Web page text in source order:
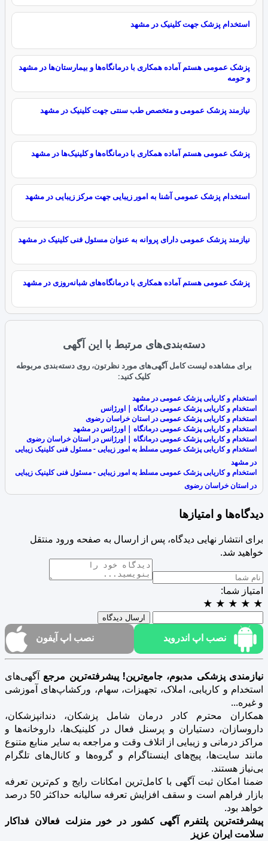
استخدام پزشک جهت کلینیک در مشهد
پزشک عمومی هستم آماده همکاری با درمانگاه‌ها و بیمارستان‌ها در مشهد
و حومه
نیازمند پزشک عمومی و متخصص طب سنتی جهت کلینیک در مشهد
پزشک عمومی هستم آماده همکاری با درمانگاه‌ها و کلینیک‌ها در مشهد
استخدام پزشک عمومی آشنا به امور زیبایی جهت مرکز زیبایی در مشهد
نیازمند پزشک عمومی دارای پروانه به عنوان مسئول فنی کلینیک در مشهد
پزشک عمومی هستم آماده همکاری با درمانگاه‌های شبانه‌روزی در مشهد
دسته‌بندی‌های مرتبط با این آگهی
برای مشاهده لیست کامل آگهی‌های مورد نظرتون، روی دسته‌بندی مربوطه
کلیک کنید:
استخدام و کاریابی پزشک عمومی در مشهد
استخدام و کاریابی پزشک عمومی درمانگاه | اورژانس
استخدام و کاریابی پزشک عمومی در استان خراسان رضوی
استخدام و کاریابی پزشک عمومی درمانگاه | اورژانس در مشهد
استخدام و کاریابی پزشک عمومی درمانگاه | اورژانس در استان خراسان رضوی
استخدام و کاریابی پزشک عمومی مسلط به امور زیبایی - مسئول فنی کلینیک زیبایی
در مشهد
استخدام و کاریابی پزشک عمومی مسلط به امور زیبایی - مسئول فنی کلینیک زیبایی
در استان خراسان رضوی
دیدگاه‌ها و امتیازها
برای انتشار نهایی دیدگاه، پس از ارسال به صفحه ورود منتقل
خواهید شد.
امتیاز شما:
★
★
★
★
★
ارسال دیدگاه
نصب اپ اندروید نصب اپ آیفون
نیازمندی پزشکی مدبوم، جامع‌ترین! پیشرفته‌ترین مرجع آگهی‌های
استخدام و کاریابی، املاک، تجهیزات، سهام، ورکشاپ‌های آموزشی
و غیره...
همکاران محترم کادر درمان شامل پزشکان، دندانپزشکان،
داروسازان، دستیاران و پرسنل فعال در کلینیک‌ها، داروخانه‌ها و
مراکز درمانی و زیبایی از اتلاف وقت و مراجعه به سایر منابع متنوع
مانند سایت‌ها، پیج‌های اینستاگرام و گروه‌ها و کانال‌های تلگرام
بی‌نیاز هستند.
ضمنا امکان ثبت آگهی با کامل‌ترین امکانات رایج و کم‌ترین تعرفه
بازار فراهم است و سقف افزایش تعرفه سالیانه حداکثر 50 درصد
خواهد بود.
پیشرفته‌ترین پلتفرم آگهی کشور در خور منزلت فعالان فداکار
سلامت ایران عزیز